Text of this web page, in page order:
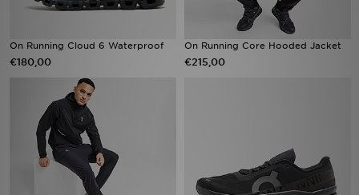
On Running Cloud 6 Waterproof
€180,00
On Running Core Hooded Jacket
€215,00